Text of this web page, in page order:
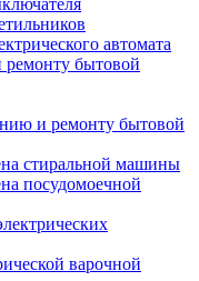
автомата
бытовой
и ремонту бытовой
стиральной машины
посудомоечной
варочной